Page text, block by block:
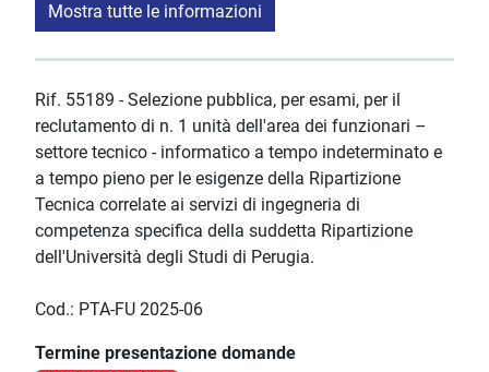
Mostra tutte le informazioni
Rif. 55189 - Selezione pubblica, per esami, per il
reclutamento di n. 1 unità dell'area dei funzionari –
settore tecnico - informatico a tempo indeterminato e
a tempo pieno per le esigenze della Ripartizione
Tecnica correlate ai servizi di ingegneria di
competenza specifica della suddetta Ripartizione
dell'Università degli Studi di Perugia.
Cod.: PTA-FU 2025-06
Termine presentazione domande